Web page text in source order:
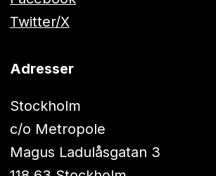
Twitter/X
Adresser
Stockholm
c/o Metropole
Magus Ladulåsgatan 3